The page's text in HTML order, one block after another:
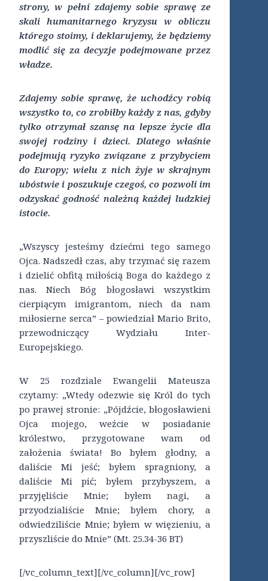
strony, w pełni zdajemy sobie sprawę ze
skali humanitarnego kryzysu w obliczu
którego stoimy, i deklarujemy, że będziemy
modlić się za decyzje podejmowane przez
władze.
Zdajemy sobie sprawę, że uchodźcy robią
wszystko to, co zrobiłby każdy z nas, gdyby
tylko otrzymał szansę na lepsze życie dla
swojej rodziny i dzieci. Dlatego właśnie
podejmują ryzyko związane z przybyciem
do Europy; wielu z nich żyje w skrajnym
ubóstwie i poszukuje czegoś, co pozwoli im
odzyskać godność należną każdej ludzkiej
istocie.
„Wszyscy jesteśmy dziećmi tego samego
Ojca. Nadszedł czas, aby trzymać się razem
i dzielić obfitą miłością Boga do każdego z
nas. Niech Bóg błogosławi wszystkim
cierpiącym imigrantom, niech da nam
miłosierne serca” – powiedział Mario Brito,
przewodniczący Wydziału Inter-
Europejskiego.
W 25 rozdziale Ewangelii Mateusza
czytamy: „Wtedy odezwie się Król do tych
po prawej stronie: „Pójdźcie, błogosławieni
Ojca mojego, weźcie w posiadanie
królestwo, przygotowane wam od
założenia świata! Bo byłem głodny, a
daliście Mi jeść; byłem spragniony, a
daliście Mi pić; byłem przybyszem, a
przyjęliście Mnie; byłem nagi, a
przyodzialiście Mnie; byłem chory, a
odwiedziliście Mnie; byłem w więzieniu, a
przyszliście do Mnie” (Mt. 25.34-36 BT)
[/vc_column_text][/vc_column][/vc_row]